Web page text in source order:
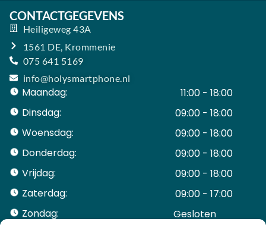
CONTACTGEGEVENS
Heiligeweg 43A
1561 DE, Krommenie
075 641 5169
info@holysmartphone.nl
Maandag:
11:00 - 18:00
Dinsdag:
09:00 - 18:00
Woensdag:
09:00 - 18:00
Donderdag:
09:00 - 18:00
Vrijdag:
09:00 - 18:00
Zaterdag:
09:00 - 17:00
Zondag:
Gesloten ​ ​ ​ ​ ​ ​ ​